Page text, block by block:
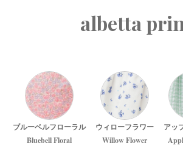
albetta
ブルーベルフローラル
Bluebell Floral
ウィローフラワー
Willow Flower
アッ